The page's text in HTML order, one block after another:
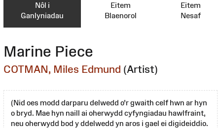
Nôl i
Ganlyniadau
Eitem
Blaenorol
Eitem
Nesaf
Marine Piece
COTMAN, Miles Edmund (Artist)
(Nid oes modd darparu delwedd o'r gwaith celf hwn ar hyn
o bryd. Mae hyn naill ai oherwydd cyfyngiadau hawlfraint,
neu oherwydd bod y ddelwedd yn aros i gael ei digideiddio.